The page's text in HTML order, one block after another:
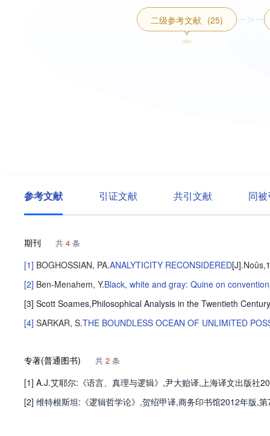
二级参考文献 (25)
参考文献 引证文献 共引文献 同
期刊 共 4 条
[1] BOGHOSSIAN, PA.ANALYTICITY RECONSIDERED[J].Noûs
[2] Ben-Menahem, Y.Black, white and gray: Quine on convention
[3] Scott Soames,Philosophical Analysis in the Twentieth
[4] SARKAR, S.THE BOUNDLESS OCEAN OF UNLIMITED
专著(普通图书) 共 2 条
[1] A.J.艾耶尔:《语言、真理与逻辑》,尹大贻译,上海译文出版社
[2] 维特根斯坦:《逻辑哲学论》,贺绍甲译,商务印书馆2012年版,